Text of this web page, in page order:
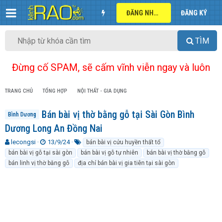
ĐĂNG NHẬP ĐĂNG KÝ
TÌM
Đừng cố SPAM, sẽ cấm vĩnh viễn ngay và luôn
TRANG CHỦ TỔNG HỢP NỘI THẤT - GIA DỤNG
Bình Dương
Bán bài vị thờ bằng gỗ tại Sài Gòn Bình
Dương Long An Đồng Nai
T
h
r
e
lecongsi
N
g
à
y
13/9/24
ừ
k
h
bán bài vị cửu huyền thất tổ
bán bài vị gỗ tại sài gòn
bán bài vị gỗ tự nhiên
bán bài vị thờ bằng gỗ
bán linh vị thờ bằng gỗ
địa chỉ bán bài vị gia tiên tại sài gòn